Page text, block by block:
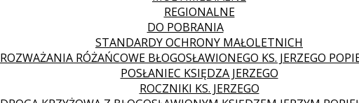
REGIONALNE
DO POBRANIA
STANDARDY OCHRONY MAŁOLETNICH
ROZWAŻANIA RÓŻAŃCOWE BŁOGOSŁAWIONEGO KS. JERZEGO
POSŁANIEC KSIĘDZA JERZEGO
ROCZNIKI KS. JERZEGO